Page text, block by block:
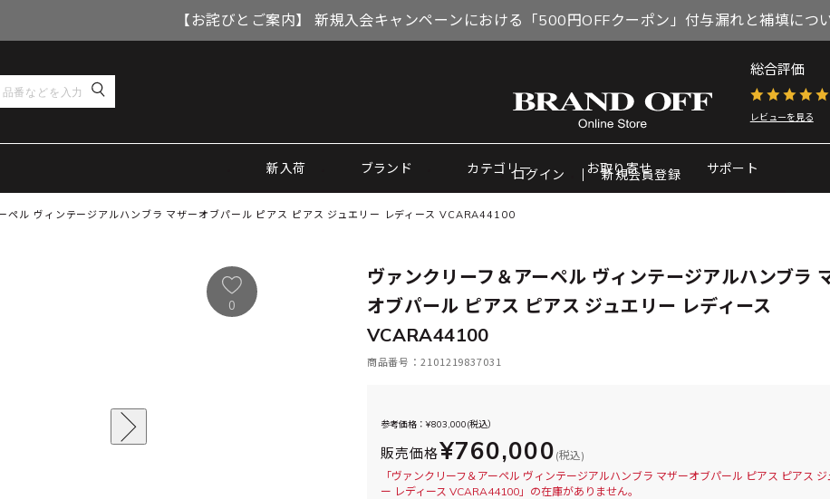
【お詫びとご案内】 新規入会キャンペーンにおける「500円OFFクーポン」付与漏れと補填につ
総合評価
レビューを見る
新入荷 ブランド カテゴリー お取り寄せ サポート
ログイン 新規会員登録
ペル ヴィンテージアルハンブラ マザーオブパール ピアス ピアス ジュエリー レディース VCARA44100
0
ヴァンクリーフ＆アーペル ヴィンテージアルハンブラ
オブパール ピアス ピアス ジュエリー レディース
VCARA44100
商品番号：2101219837031
参考価格：¥803,000(税込）
販売価格¥760,000 (税込)
「ヴァンクリーフ＆アーペル ヴィンテージアルハンブラ マザーオブパール ピアス ピアス ジ
ー レディース VCARA44100」の在庫がありません。